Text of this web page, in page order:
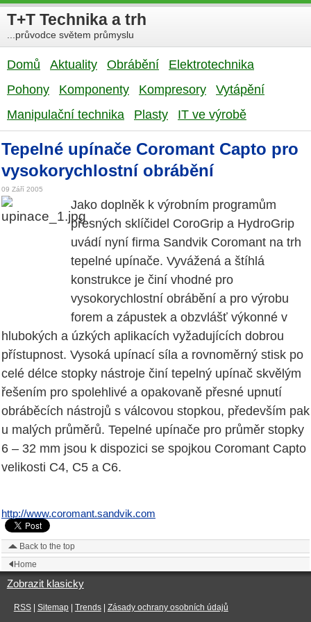
T+T Technika a trh
...průvodce světem průmyslu
Domů Aktuality Obrábění
Elektrotechnika
Pohony
Komponenty Kompresory
Vytápění
Manipulační technika
Plasty IT ve výrobě
Tepelné upínače Coromant Capto pro
vysokorychlostní obrábění
09 Září 2005
Jako doplněk k výrobním programům
přesných sklíčidel CoroGrip a HydroGrip
uvádí nyní firma Sandvik Coromant na trh
tepelné upínače. Vyvážená a štíhlá
konstrukce je činí vhodné pro
vysokorychlostní obrábění a pro výrobu
forem a zápustek a obzvlášť výkonné v
hlubokých a úzkých aplikacích vyžadujících dobrou
přístupnost. Vysoká upínací síla a rovnoměrný stisk po
celé délce stopky nástroje činí tepelný upínač skvělým
řešením pro spolehlivé a opakovaně přesné upnutí
obráběcích nástrojů s válcovou stopkou, především pak
u malých průměrů. Tepelné upínače pro průměr stopky
6 – 32 mm jsou k dispozici se spojkou Coromant Capto
velikosti C4, C5 a C6.
http://www.coromant.sandvik.com
Back to the top
Home
Zobrazit klasicky
RSS| Sitemap| Trends| Zásady ochrany osobních údajů